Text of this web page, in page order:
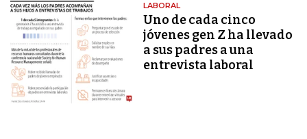
LABORAL
Uno de cada cinco
jóvenes gen Z ha llevado
a sus padres a una
entrevista laboral